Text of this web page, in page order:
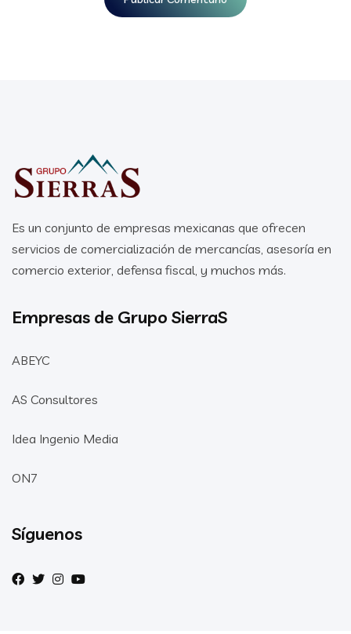
Es un conjunto de empresas mexicanas que ofrecen
servicios de comercialización de mercancías, asesoría en
comercio exterior, defensa fiscal, y muchos más.
Empresas de Grupo SierraS
ABEYC
AS Consultores
Idea Ingenio Media
ON7
Síguenos